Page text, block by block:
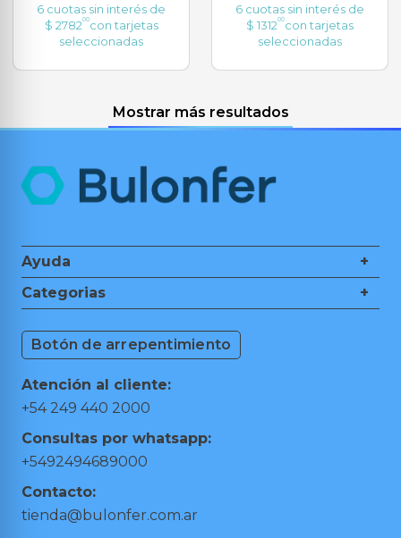
6 cuotas sin interés de
$ 278200con tarjetas
seleccionadas
6 cuotas sin interés de
$ 131200con tarjetas
seleccionadas
Ayuda
+
Nosotros
Guía de Compra
Medios de Pagos
Cambios y Devoluciones
Puntos de retiro
Preguntas frecuentes
Términos y condiciones
Trabajá con nosotros
Categorias +
Ferretería
Herramientas de Mano
Herramientas Eléctricas
Botón de arrepentimiento
Atención al cliente:
+54 249 440 2000
Consultas por whatsapp:
+5492494689000
Contacto:
tienda@bulonfer.com.ar